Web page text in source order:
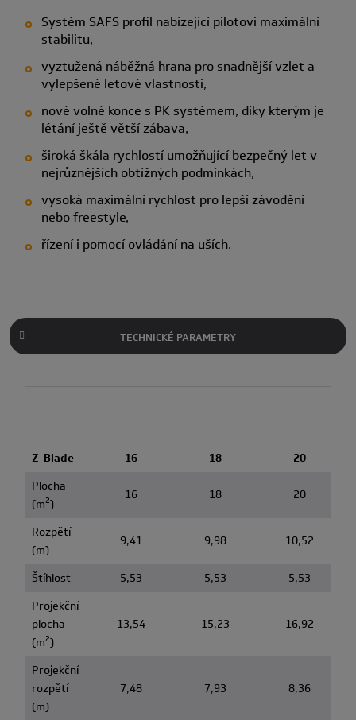
Systém SAFS profil nabízející pilotovi maximální
stabilitu,
vyztužená náběžná hrana pro snadnější vzlet a
vylepšené letové vlastnosti,
nové volné konce s PK systémem, díky kterým je
létání ještě větší zábava,
široká škála rychlostí umožňující bezpečný let v
nejrůznějších obtížných podmínkách,
vysoká maximální rychlost pro lepší závodění
nebo freestyle,
řízení i pomocí ovládání na uších.
TECHNICKÉ PARAMETRY
Z-Blade 16 18
20
Plocha
(m2)
16 18 20
Rozpětí
(m)
9,41 9,98 10,52
Štíhlost 5,53 5,53
5,53
Projekční
plocha
(m2)
13,54 15,23 16,92
Projekční
rozpětí
(m)
7,48 7,93 8,36